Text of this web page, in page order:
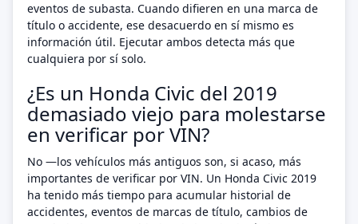
eventos de subasta. Cuando difieren en una marca de
título o accidente, ese desacuerdo en sí mismo es
información útil. Ejecutar ambos detecta más que
cualquiera por sí solo.
¿Es un Honda Civic del 2019
demasiado viejo para molestarse
en verificar por VIN?
No —los vehículos más antiguos son, si acaso, más
importantes de verificar por VIN. Un Honda Civic 2019
ha tenido más tiempo para acumular historial de
accidentes, eventos de marcas de título, cambios de